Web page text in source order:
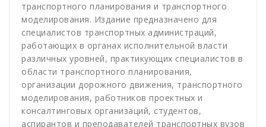
транспортного планирования и транспортного
моделирования. Издание предназначено для
специалистов транспортных администраций,
работающих в органах исполнительной власти
различных уровней, практикующих специалистов в
области транспортного планирования,
организации дорожного движения, транспортного
моделирования, работников проектных и
консалтинговых организаций, студентов,
аспирантов и преподавателей транспортных вузов